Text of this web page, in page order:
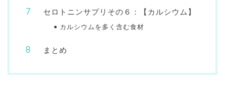
セロトニンサプリその６：【カルシウム】
カルシウムを多く含む食材
まとめ